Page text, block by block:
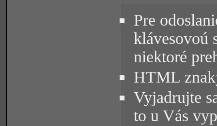
Pre
klávesovoú
niektoré
HTML
Vyjadrujte
to u Vás